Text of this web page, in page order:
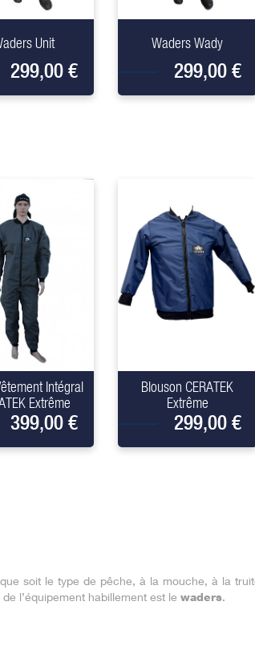
+
Unit
299,00 €
+
Waders Wady
299,00 €
+
Intégral
Extrême
399,00 €
+
Blouson CERATEK
Extrême
299,00 €
soit le type de pêche, à la mouche, à la
l’équipement habillement est le waders.